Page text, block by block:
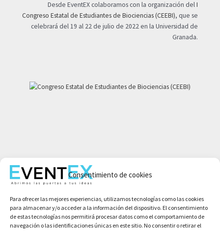
Consentimiento de cookies
Para ofrecer las mejores experiencias, utilizamos tecnologías como las cookies
para almacenar y/o acceder a la información del dispositivo. El consentimiento
de estas tecnologías nos permitirá procesar datos como el comportamiento de
navegación o las identificaciones únicas en este sitio. No consentir o retirar el
Desde EventEX colaboramos con la organización delI
Congreso Estatal de Estudiantes de Biociencias (CEEBI), que se
celebrará del 19 al 22 de julio de 2022 en la Universidad de
Granada.
Aviso legal
Condiciones de compra
Política de cookies